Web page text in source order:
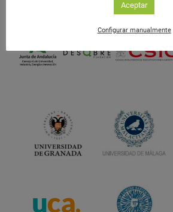
Aceptar
Configurar manualmente